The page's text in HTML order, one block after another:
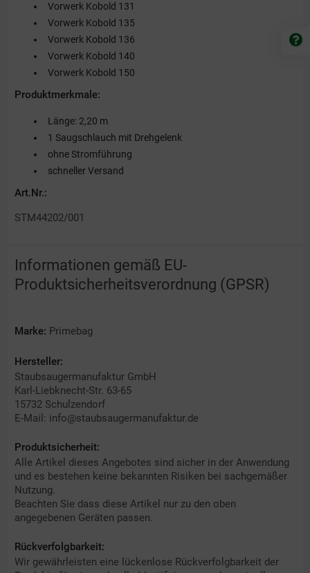
Vorwerk Kobold 131
Vorwerk Kobold 135
Vorwerk Kobold 136
Vorwerk Kobold 140
Vorwerk Kobold 150
Produktmerkmale:
Länge: 2,20 m
1 Saugschlauch mit Drehgelenk
ohne Stromführung
schneller Versand
Art.Nr.:
STM44202/001
Informationen gemäß EU-
Produktsicherheitsverordnung (GPSR)
Marke: Primebag
Hersteller:
Staubsaugermanufaktur GmbH
Karl-Liebknecht-Str. 63-65
15732 Schulzendorf
E-Mail: info@staubsaugermanufaktur.de
Produktsicherheit:
Alle Artikel dieses Angebotes sind sicher in der Anwendung
und es bestehen keine bekannten Risiken bei sachgemäßer
Nutzung.
Beachten Sie dass diese Artikel nur zu den oben
angegebenen Geräten passen.
Rückverfolgbarkeit:
Wir gewährleisten eine lückenlose Rückverfolgbarkeit der